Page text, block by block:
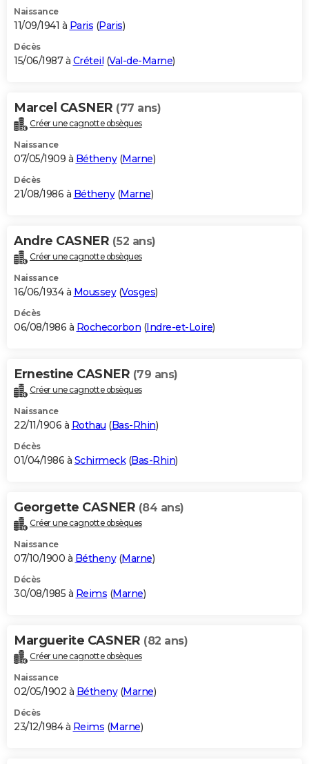
Naissance
11/09/1941 à Paris (Paris)
Décès
15/06/1987 à Créteil (Val-de-Marne)
Marcel CASNER (77 ans)
Créer une cagnotte obsèques
Naissance
07/05/1909 à Bétheny(Marne)
Décès
21/08/1986 à Bétheny(Marne)
Andre CASNER (52 ans)
Créer une cagnotte obsèques
Naissance
16/06/1934 à Moussey(Vosges)
Décès
06/08/1986 à Rochecorbon (Indre-et-Loire)
Ernestine CASNER (79 ans)
Créer une cagnotte obsèques
Naissance
22/11/1906 à Rothau (Bas-Rhin)
Décès
01/04/1986 à Schirmeck(Bas-Rhin)
Georgette CASNER (84 ans)
Créer une cagnotte obsèques
Naissance
07/10/1900 à Bétheny(Marne)
Décès
30/08/1985 à Reims (Marne)
Marguerite CASNER (82 ans)
Créer une cagnotte obsèques
Naissance
02/05/1902 à Bétheny(Marne)
Décès
23/12/1984 à Reims (Marne)